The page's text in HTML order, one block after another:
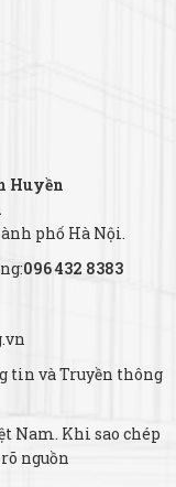
Huyền
phố Hà Nội.
096 432 8383
tin và Truyền thông
Nam. Khi sao chép
nguồn